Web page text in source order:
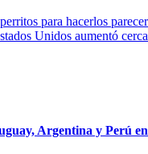
para hacerlos
Unidos aumentó
Argentina y Perú